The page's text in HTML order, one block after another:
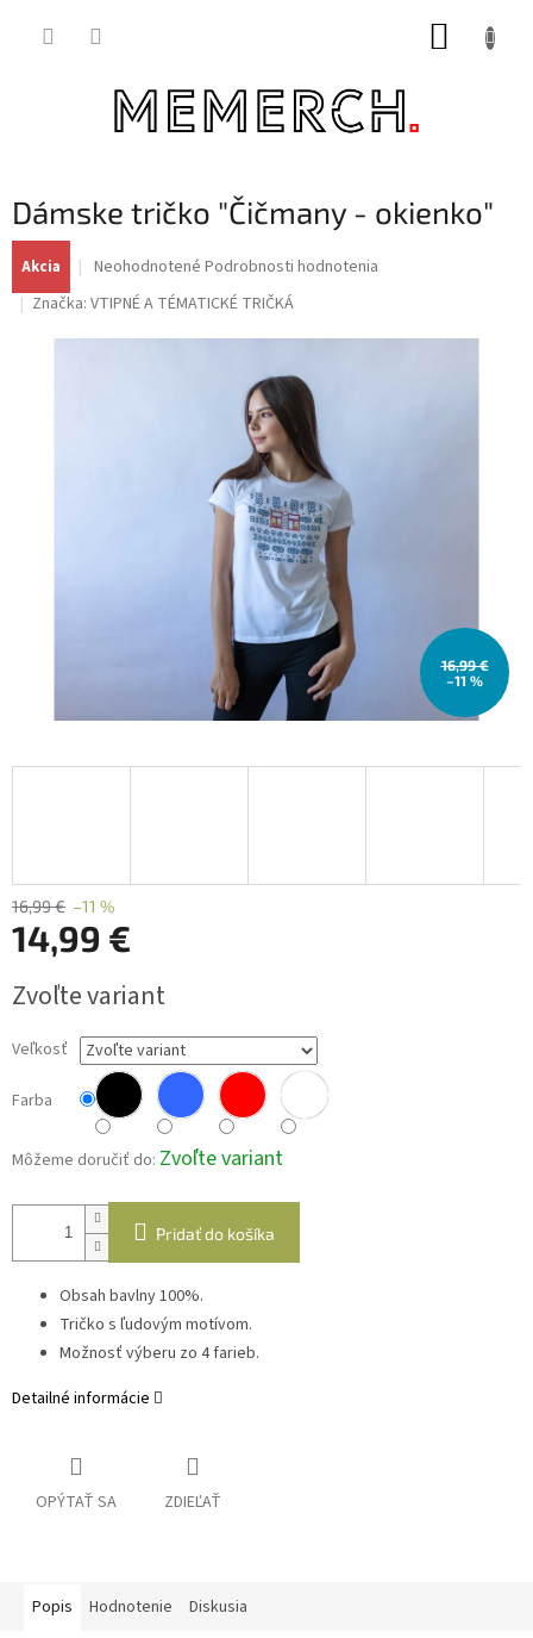
Dámske tričko "Čičmany - okienko"
Akcia
Priemerné
produktu
je
Neohodnotené Podrobnosti hodnotenia
Značka: VTIPNÉ A TÉMATICKÉ TRIČKÁ
16,99 €
–11 %
16,99 € –11 %
14,99 €
cena:
Zvoľte variant
Veľkosť
Farba
Môžeme doručiť do: Zvoľte variant
Pridať do košíka
Obsah bavlny 100%.
Tričko s ľudovým motívom.
Možnosť výberu zo 4 farieb.
Detailné informácie
OPÝTAŤ SA ZDIEĽAŤ
Popis Hodnotenie Diskusia